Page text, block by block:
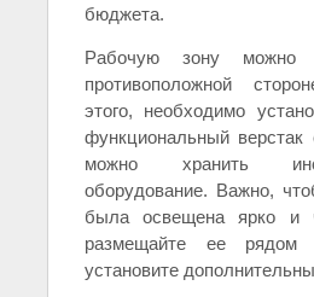
бюджета.
Рабочую зону можно
противоположной
этого, необходимо
функциональный
можно хранить
оборудование. Важно,
была освещена ярко и
размещайте ее
установите